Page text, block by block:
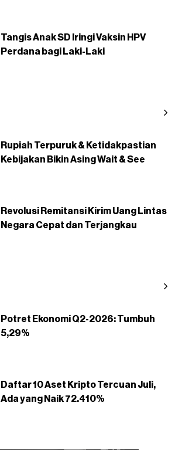
Tangis Anak SD Iringi Vaksin HPV
Perdana bagi Laki-Laki
Rupiah Terpuruk & Ketidakpastian
Kebijakan Bikin Asing Wait & See
Revolusi Remitansi Kirim Uang Lintas
Negara Cepat dan Terjangkau
Potret Ekonomi Q2-2026: Tumbuh
5,29%
Daftar 10 Aset Kripto Tercuan Juli,
Ada yang Naik 72.410%